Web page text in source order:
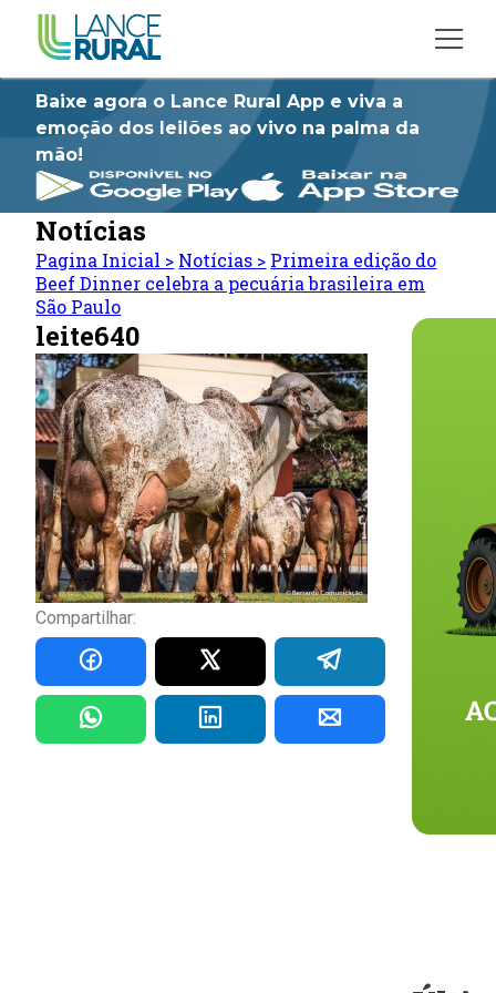
Baixe agora o Lance Rural App e viva a
emoção dos leilões ao vivo na palma da
mão!
Notícias
Pagina Inicial > Notícias > Primeira edição do
Beef Dinner celebra a pecuária brasileira em
São Paulo
leite640
Compartilhar: